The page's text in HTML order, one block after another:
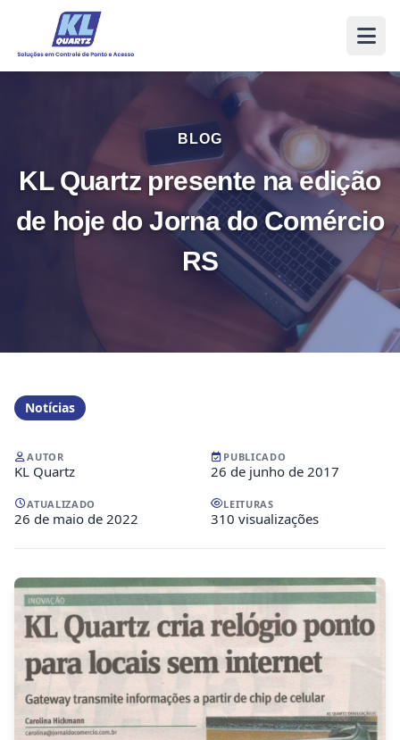
BLOG
KL Quartz presente na edição
de hoje do Jorna do Comércio
RS
Notícias
AUTOR
KL Quartz
PUBLICADO
26 de junho de 2017
ATUALIZADO
26 de maio de 2022
LEITURAS
310 visualizações